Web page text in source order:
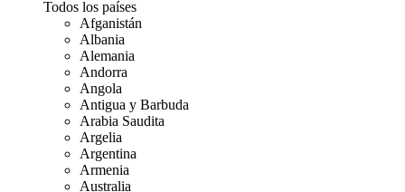
Todos los países
Afganistán
Albania
Alemania
Andorra
Angola
Antigua y Barbuda
Arabia Saudita
Argelia
Argentina
Armenia
Australia